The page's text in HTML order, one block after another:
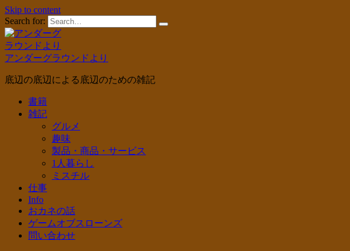
Skip to content
Search for:
アンダーグラウンドより
底辺の底辺による底辺のための雑記
書籍
雑記
グルメ
趣味
製品・商品・サービス
1人暮らし
ミスチル
仕事
Info
おカネの話
ゲームオブスローンズ
問い合わせ